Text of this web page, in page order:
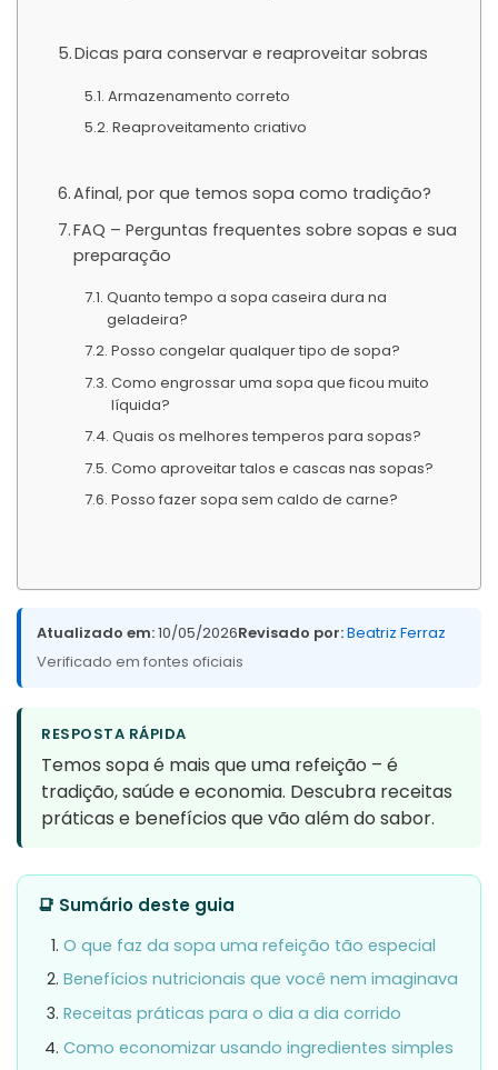
Dicas para conservar e reaproveitar sobras
Armazenamento correto
Reaproveitamento criativo
Afinal, por que temos sopa como tradição?
FAQ – Perguntas frequentes sobre sopas e sua
preparação
Quanto tempo a sopa caseira dura na
geladeira?
Posso congelar qualquer tipo de sopa?
Como engrossar uma sopa que ficou muito
líquida?
Quais os melhores temperos para sopas?
Como aproveitar talos e cascas nas sopas?
Posso fazer sopa sem caldo de carne?
Atualizado em:10/05/2026Revisado por:Beatriz Ferraz
Verificado em fontes oficiais
RESPOSTA RÁPIDA
Temos sopa é mais que uma refeição – é
tradição, saúde e economia. Descubra receitas
práticas e benefícios que vão além do sabor.
📑 Sumário deste guia
O que faz da sopa uma refeição tão especial
Benefícios nutricionais que você nem imaginava
Receitas práticas para o dia a dia corrido
Como economizar usando ingredientes simples